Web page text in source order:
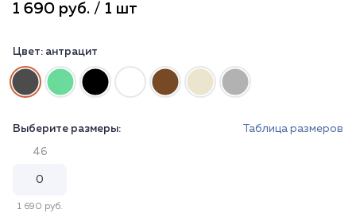
1 690 руб. / 1 шт
Цвет: антрацит
Выберите размеры: Таблица размеров
46
1 690 руб.